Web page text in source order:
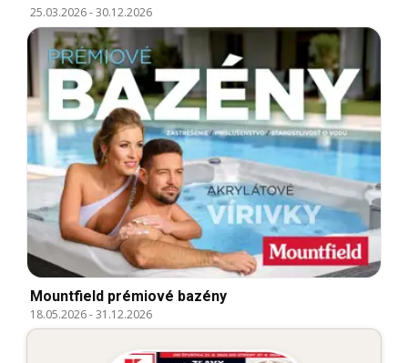
25.03.2026-30.12.2026
Mountfield prémiové bazény
18.05.2026-31.12.2026